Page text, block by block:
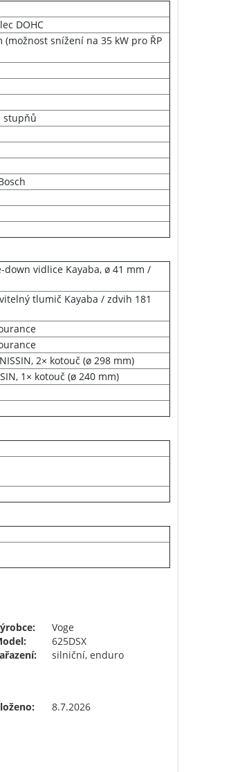
DOHC
(možnost snížení na 35 kW pro ŘP
stupňů
vidlice Kayaba, ø 41 mm /
tlumič Kayaba / zdvih 181
2× kotouč (ø 298 mm)
1× kotouč (ø 240 mm)
Voge
625DSX
silniční, enduro
8.7.2026